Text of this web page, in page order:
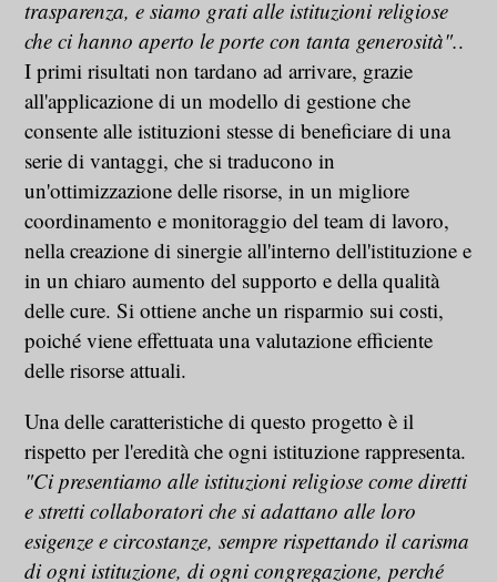
trasparenza, e siamo grati alle istituzioni religiose
che ci hanno aperto le porte con tanta generosità"..
I primi risultati non tardano ad arrivare, grazie
all'applicazione di un modello di gestione che
consente alle istituzioni stesse di beneficiare di una
serie di vantaggi, che si traducono in
un'ottimizzazione delle risorse, in un migliore
coordinamento e monitoraggio del team di lavoro,
nella creazione di sinergie all'interno dell'istituzione e
in un chiaro aumento del supporto e della qualità
delle cure. Si ottiene anche un risparmio sui costi,
poiché viene effettuata una valutazione efficiente
delle risorse attuali.
Una delle caratteristiche di questo progetto è il
rispetto per l'eredità che ogni istituzione rappresenta.
"Ci presentiamo alle istituzioni religiose come diretti
e stretti collaboratori che si adattano alle loro
esigenze e circostanze, sempre rispettando il carisma
di ogni istituzione, di ogni congregazione, perché